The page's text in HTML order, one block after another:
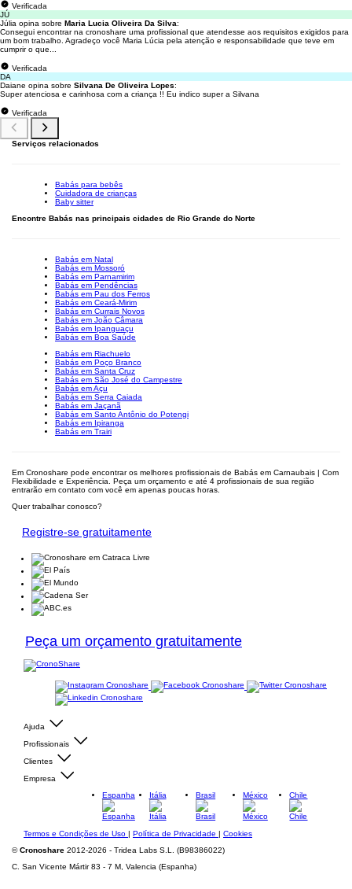
Verificada
JÚ
Júlia opina sobre Maria Lucia Oliveira Da Silva:
Consegui encontrar na cronoshare uma profissional que atendesse aos requisitos exigidos para
um bom trabalho. Agradeço você Maria Lúcia pela atenção e responsabilidade que teve em
cumprir o que...
Verificada
DA
Daiane opina sobre Silvana De Oliveira Lopes:
Super atenciosa e carinhosa com a criança !! Eu indico super a Silvana
Verificada
Serviços relacionados
Babás para bebês
Cuidadora de crianças
Baby sitter
Encontre Babás nas principais cidades de Rio Grande do Norte
Babás em Natal
Babás em Mossoró
Babás em Parnamirim
Babás em Pendências
Babás em Pau dos Ferros
Babás em Ceará-Mirim
Babás em Currais Novos
Babás em João Câmara
Babás em Ipanguaçu
Babás em Boa Saúde
Babás em Riachuelo
Babás em Poço Branco
Babás em Santa Cruz
Babás em São José do Campestre
Babás em Açu
Babás em Serra Caiada
Babás em Jaçanã
Babás em Santo Antônio do Potengi
Babás em Ipiranga
Babás em Trairi
Em Cronoshare pode encontrar os melhores profissionais de Babás em Carnaubais | Com
Flexibilidade e Experiência. Peça um orçamento e até 4 profissionais de sua região
entrarão em contato com você em apenas poucas horas.
Quer trabalhar conosco?
Registre-se gratuitamente
Peça um orçamento gratuitamente
Ajuda
Profissionais
Clientes
Empresa
Espanha
Itália Brasil México Chile
Termos e Condições de Uso | Política de Privacidade | Cookies
©Cronoshare 2012-2026 - Tridea Labs S.L. (B98386022)
C. San Vicente Mártir 83 - 7 M, Valencia (Espanha)